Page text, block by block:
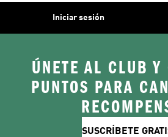
Iniciar sesión
ÚNETE AL CLUB
PUNTOS PARA
SUSCRÍBETE